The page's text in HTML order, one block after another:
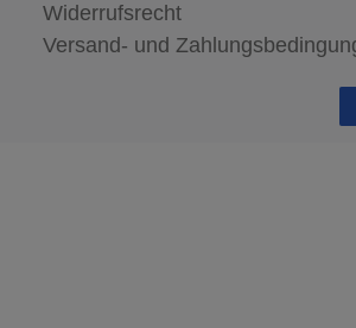
Widerrufsrecht
Versand- und